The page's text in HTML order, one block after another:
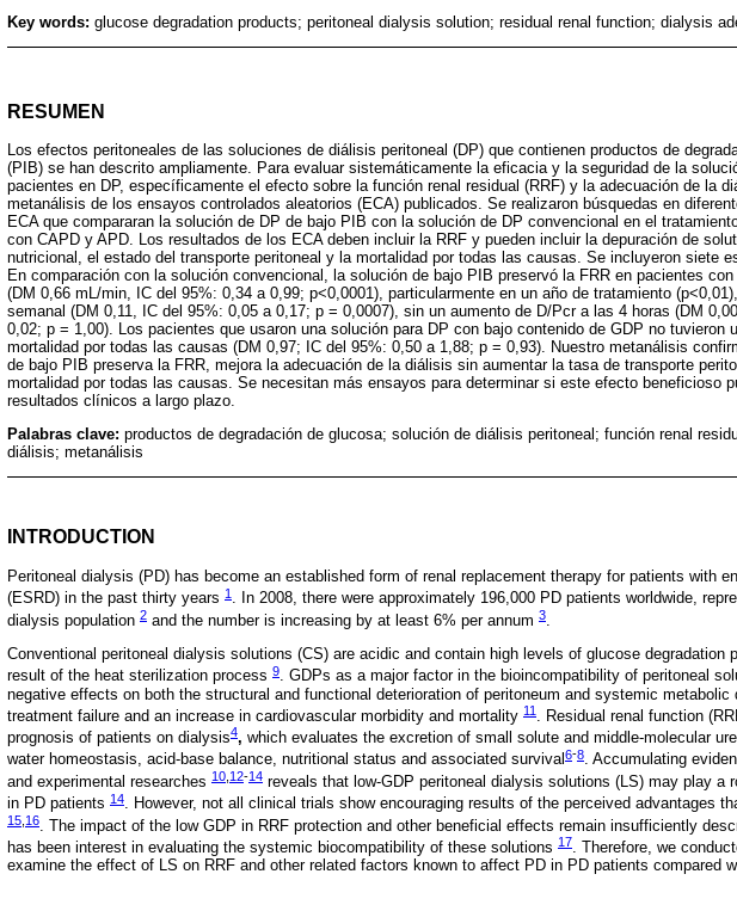
Key words: glucose degradation products; peritoneal dialysis solution; residual renal function; dialysis
RESUMEN
Los efectos peritoneales de las soluciones de diálisis peritoneal (DP) que contienen productos de
(PIB) se han descrito ampliamente. Para evaluar sistemáticamente la eficacia y la seguridad de la
pacientes en DP, específicamente el efecto sobre la función renal residual (RRF) y la adecuación de la
metanálisis de los ensayos controlados aleatorios (ECA) publicados. Se realizaron búsquedas en
ECA que compararan la solución de DP de bajo PIB con la solución de DP convencional en el
con CAPD y APD. Los resultados de los ECA deben incluir la RRF y pueden incluir la depuración de
nutricional, el estado del transporte peritoneal y la mortalidad por todas las causas. Se incluyeron siete
En comparación con la solución convencional, la solución de bajo PIB preservó la FRR en pacientes
(DM 0,66 mL/min, IC del 95%: 0,34 a 0,99; p<0,0001), particularmente en un año de tratamiento
semanal (DM 0,11, IC del 95%: 0,05 a 0,17; p = 0,0007), sin un aumento de D/Pcr a las 4 horas (DM
0,02; p = 1,00). Los pacientes que usaron una solución para DP con bajo contenido de GDP no tuvieron
mortalidad por todas las causas (DM 0,97; IC del 95%: 0,50 a 1,88; p = 0,93). Nuestro metanálisis
de bajo PIB preserva la FRR, mejora la adecuación de la diálisis sin aumentar la tasa de transporte
mortalidad por todas las causas. Se necesitan más ensayos para determinar si este efecto beneficioso
resultados clínicos a largo plazo.
Palabras clave: productos de degradación de glucosa; solución de diálisis peritoneal; función renal
diálisis; metanálisis
INTRODUCTION
Peritoneal dialysis (PD) has become an established form of renal replacement therapy for patients with
(ESRD) in the past thirty years 1 . In 2008, there were approximately 196,000 PD patients worldwide,
dialysis population 2 and the number is increasing by at least 6% per annum 3.
Conventional peritoneal dialysis solutions (CS) are acidic and contain high levels of glucose degradation
result of the heat sterilization process 9. GDPs as a major factor in the bioincompatibility of peritoneal
negative effects on both the structural and functional deterioration of peritoneum and systemic metabolic
treatment failure and an increase in cardiovascular morbidity and mortality 11 . Residual renal function
prognosis of patients on dialysis4, which evaluates the excretion of small solute and middle-molecular
water homeostasis, acid-base balance, nutritional status and associated survival6-8. Accumulating
and experimental researches 10 12-14 reveals that low-GDP peritoneal dialysis solutions (LS) may play a
in PD patients 14. However, not all clinical trials show encouraging results of the perceived advantages
15 16
. The impact of the low GDP in RRF protection and other beneficial effects remain insufficiently
has been interest in evaluating the systemic biocompatibility of these solutions 17. Therefore, we
examine the effect of LS on RRF and other related factors known to affect PD in PD patients compared